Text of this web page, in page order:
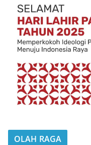
OLAH RAGA